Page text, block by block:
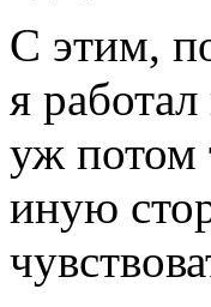
С этим,
я
уж потом
иную